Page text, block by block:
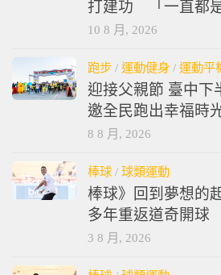
打建功 「一直都
跑步/運動健身/運動平
迎接父親節 臺中下
邀全民跑出幸福時光
棒球/球類運動
棒球》回到夢想的
多年重返道奇開球